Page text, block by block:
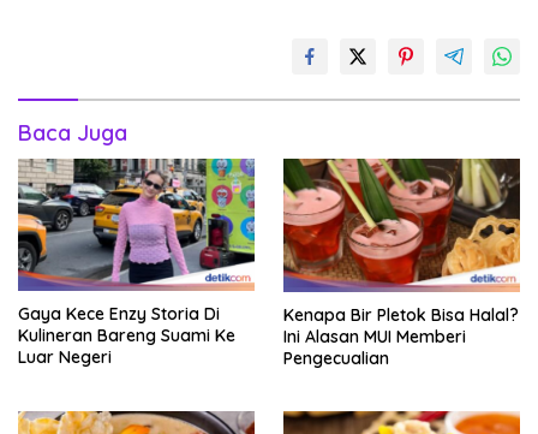
Baca Juga
Gaya Kece Enzy Storia Di
Kulineran Bareng Suami Ke
Luar Negeri
Kenapa Bir Pletok Bisa Halal?
Ini Alasan MUI Memberi
Pengecualian